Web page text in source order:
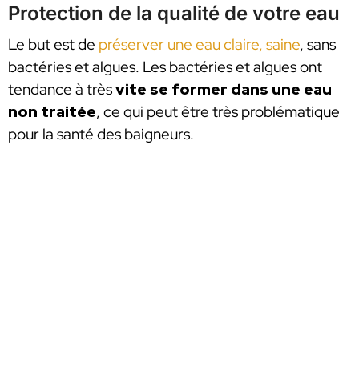
Protection de la qualité de votre eau
Le but est de préserver une eau claire, saine, sans
bactéries et algues. Les bactéries et algues ont
tendance à trèsvite se former dans une eau
non traitée, ce qui peut être très problématique
pour la santé des baigneurs.